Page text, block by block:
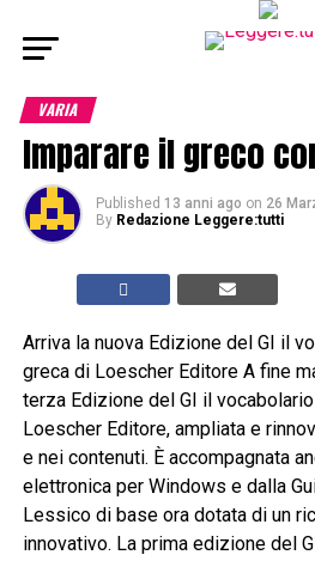
VARIA
Imparare il greco
Published 13 anni ago on 26
By Redazione Leggere:tutti
Arriva la nuova Edizione del GI il
greca di Loescher Editore A fine
terza Edizione del GI il
Loescher Editore, ampliata e
e nei contenuti. È accompagnata
elettronica per Windows e dalla
Lessico di base ora dotata di un
innovativo. La prima edizione del